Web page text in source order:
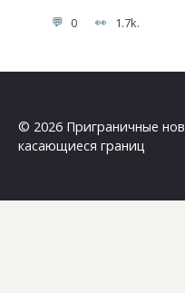
0 1.7k.
© 2026 Приграничные
касающиеся границ